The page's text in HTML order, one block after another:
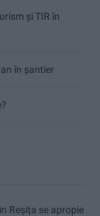
și TIR în
în șantier
Reșița se apropie